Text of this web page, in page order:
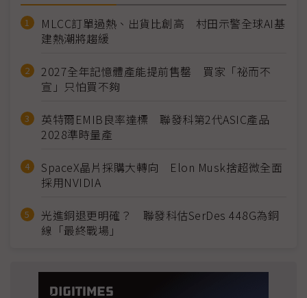
MLCC訂單過熱、出貨比創高 村田示警全球AI基
建熱潮將趨緩
2027全年記憶體產能提前售罄 買家「祕而不
宣」只怕買不夠
英特爾EMIB良率達標 聯發科第2代ASIC產品
2028準時量產
SpaceX晶片採購大轉向 Elon Musk捨超微全面
採用NVIDIA
光進銅退更明確？ 聯發科估SerDes 448G為銅
線「最終戰場」